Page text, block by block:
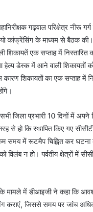
गढ़वाल परिक्षेत्र नीरू
कांफ्रेंसिंग के माध्यम से बैठक
शिकायतें एक सप्ताह में निस्तारित
हेल्प डेस्क में आने वाली शिकायतों
कारण शिकायतों का एक सप्ताह में
जिला प्रभारी 10 दिनों में अपने
से हो कि स्थापित किए गए
समय में रूटमैप चिह्नित कर
न हो। पर्वतीय क्षेत्रों में
मामले में डीआइजी ने कहा कि
कराएं, जिससे समय पर जांच